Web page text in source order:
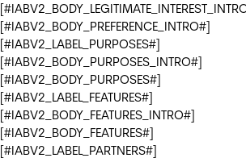
[#IABV2_BODY_PREFERENCE_INTRO#]
[#IABV2_LABEL_PURPOSES#]
[#IABV2_BODY_PURPOSES_INTRO#]
[#IABV2_BODY_PURPOSES#]
[#IABV2_LABEL_FEATURES#]
[#IABV2_BODY_FEATURES_INTRO#]
[#IABV2_BODY_FEATURES#]
[#IABV2_LABEL_PARTNERS#]